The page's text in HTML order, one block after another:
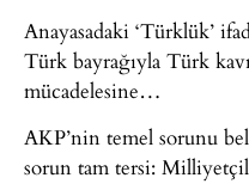
Anayasadaki ‘Türklük’
Türk bayrağıyla Türk
mücadelesine…
AKP’nin temel sorunu
sorun tam tersi: